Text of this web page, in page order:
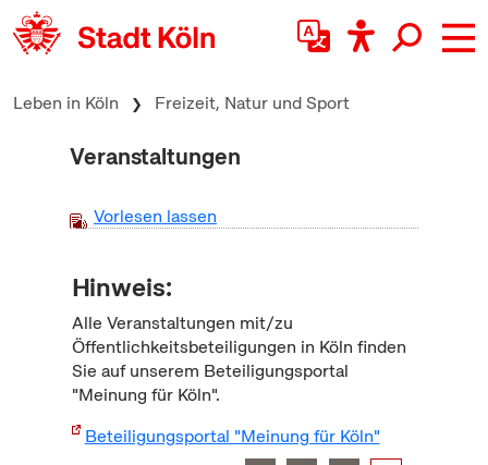
zum Inhalt springen
Leben in Köln Freizeit, Natur und Sport
Veranstaltungen
Vorlesen lassen
Hinweis:
Alle Veranstaltungen mit/zu
Öffentlichkeitsbeteiligungen in Köln finden
Sie auf unserem Beteiligungsportal
"Meinung für Köln".
Beteiligungsportal "Meinung für Köln"